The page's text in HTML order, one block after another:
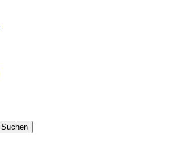
Suchen